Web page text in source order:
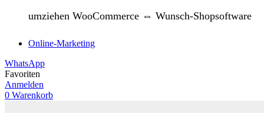
umziehen WooCommerce ⇔ Wunsch-Shopsoftware
Online-Marketing
WhatsApp
Favoriten
Anmelden
0 Warenkorb